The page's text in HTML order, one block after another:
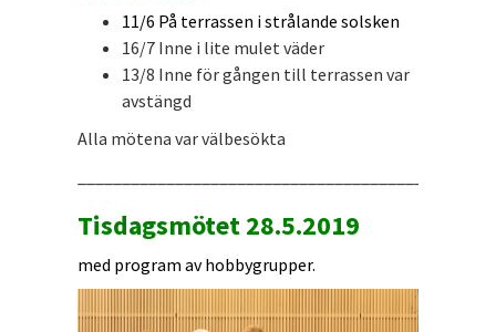
11/6 På terrassen i strålande solsken
16/7 Inne i lite mulet väder
13/8 Inne för gången till terrassen var
avstängd
Alla mötena var välbesökta
Tisdagsmötet 28.5.2019
med program av hobbygrupper.